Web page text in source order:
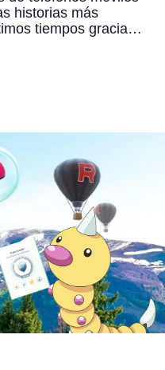
historias más
tiempos gracias
dentro del
[…]